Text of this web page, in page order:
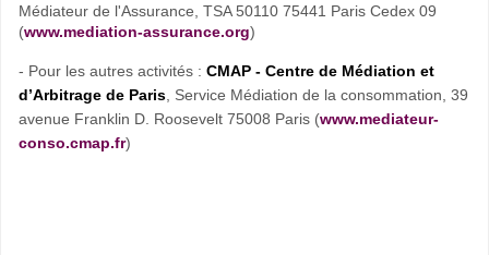
Médiateur de l'Assurance, TSA 50110 75441 Paris Cedex 09
(www.mediation-assurance.org)
- Pour les autres activités : CMAP - Centre de Médiation et
d’Arbitrage de Paris , Service Médiation de la consommation, 39
avenue Franklin D. Roosevelt 75008 Paris (www.mediateur-
conso.cmap.fr)